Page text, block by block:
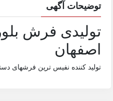
توضیحات آگهی
تولیدی فرش
اصفهان
تولید کننده نفیس ترین فرشهای